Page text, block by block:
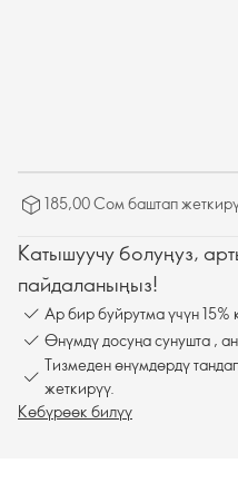
185,00 Сом баштап
Катышуучу болуңуз,
пайдаланыңыз!
Ар бир буйрутма үчүн 15%
Өнүмдү досуңа сунушта ,
Тизмеден өнүмдөрдү
жеткирүү.
Көбүрөөк билүү